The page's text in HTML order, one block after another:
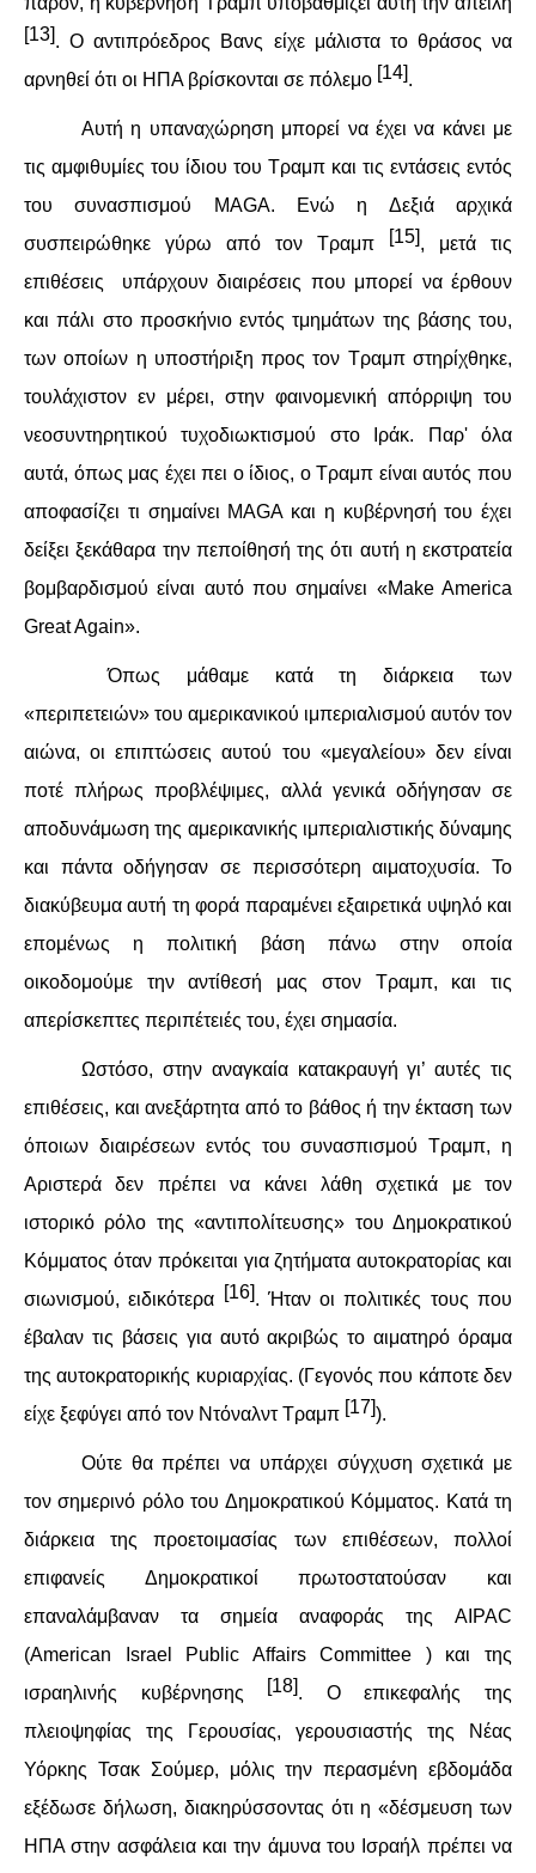
[13]. Ο αντιπρόεδρος Βανς είχε μάλιστα το θράσος να
αρνηθεί ότι οι ΗΠΑ βρίσκονται σε πόλεμο [14].
Αυτή η υπαναχώρηση μπορεί να έχει να κάνει με
τις αμφιθυμίες του ίδιου του Τραμπ και τις εντάσεις εντός
του συνασπισμού MAGA. Ενώ η Δεξιά αρχικά
συσπειρώθηκε γύρω από τον Τραμπ
[15], μετά τις
επιθέσεις υπάρχουν διαιρέσεις που μπορεί να έρθουν
και πάλι στο προσκήνιο εντός τμημάτων της βάσης του,
των οποίων η υποστήριξη προς τον Τραμπ στηρίχθηκε,
τουλάχιστον εν μέρει, στην φαινομενική απόρριψη του
νεοσυντηρητικού τυχοδιωκτισμού στο Ιράκ. Παρ' όλα
αυτά, όπως μας έχει πει ο ίδιος, ο Τραμπ είναι αυτός που
αποφασίζει τι σημαίνει MAGA και η κυβέρνησή του έχει
δείξει ξεκάθαρα την πεποίθησή της ότι αυτή η εκστρατεία
βομβαρδισμού είναι αυτό που σημαίνει «MakeAmerica
GreatAgain».
Όπως μάθαμε κατά τη διάρκεια των
«περιπετειών» του αμερικανικού ιμπεριαλισμού αυτόν τον
αιώνα, οι επιπτώσεις αυτού του «μεγαλείου» δεν είναι
ποτέ πλήρως προβλέψιμες, αλλά γενικά οδήγησαν σε
αποδυνάμωση της αμερικανικής ιμπεριαλιστικής δύναμης
και πάντα οδήγησαν σε περισσότερη αιματοχυσία. Το
διακύβευμα αυτή τη φορά παραμένει εξαιρετικά υψηλό και
επομένως η πολιτική βάση πάνω στην οποία
οικοδομούμε την αντίθεσή μας στον Τραμπ, και τις
απερίσκεπτες περιπέτειές του, έχει σημασία.
Ωστόσο, στην αναγκαία κατακραυγή γι’ αυτές τις
επιθέσεις, και ανεξάρτητα από το βάθος ή την έκταση των
όποιων διαιρέσεων εντός του συνασπισμού Τραμπ, η
Αριστερά δεν πρέπει να κάνει λάθη σχετικά με τον
ιστορικό ρόλο της «αντιπολίτευσης» του Δημοκρατικού
Κόμματος όταν πρόκειται για ζητήματα αυτοκρατορίας και
σιωνισμού, ειδικότερα [16]. Ήταν οι πολιτικές τους που
έβαλαν τις βάσεις για αυτό ακριβώς το αιματηρό όραμα
της αυτοκρατορικής κυριαρχίας. (Γεγονός που κάποτε δεν
είχε ξεφύγει από τον Ντόναλντ Τραμπ [17]).
Ούτε θα πρέπει να υπάρχει σύγχυση σχετικά με
τον σημερινό ρόλο του Δημοκρατικού Κόμματος. Κατά τη
διάρκεια της προετοιμασίας των επιθέσεων, πολλοί
επιφανείς Δημοκρατικοί πρωτοστατούσαν και
επαναλάμβαναν τα σημεία αναφοράς της AIPAC
(American Israel Public Affairs Committee ) και της
ισραηλινής κυβέρνησης
[18]. Ο επικεφαλής της
πλειοψηφίας της Γερουσίας, γερουσιαστής της Νέας
Υόρκης Τσακ Σούμερ, μόλις την περασμένη εβδομάδα
εξέδωσε δήλωση, διακηρύσσοντας ότι η «δέσμευση των
ΗΠΑ στην ασφάλεια και την άμυνα του Ισραήλ πρέπει να